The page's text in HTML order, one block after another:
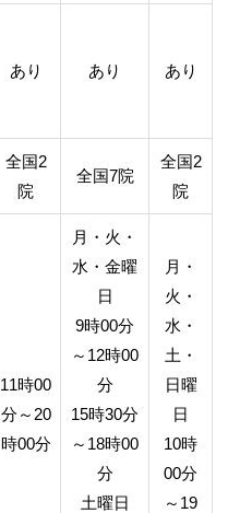
あり あり あり
全国2
院
全国7院
全国2
院
11時00
分～20
時00分
月・火・
水・金曜
日
9時00分
～12時00
分
15時30分
～18時00
分
土曜日
月・
火・
水・
土・
日曜
日
10時
00分
～19